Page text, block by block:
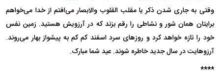
وقتی به جاری شدن ذکر یا مقلب القلوب والابصار می‌افتم از خدا می‌خواهم
برایتان همان شور و نشاطی را رقم بزند که در آرزویش هستید. زمین نفس
خود را تازه خواهد کرد و روز‌های سرد اسفند کم کم به پیشواز بهار می‌روند.
آرزوهایت در سال جدید خاطره شوند. عید شما مبارک.
****